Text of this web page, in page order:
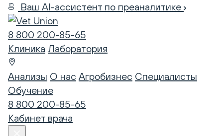
Ваш AI-ассистент по преаналитике
8 800 200-85-65
Клиника Лаборатория
Анализы О нас Агробизнес Специалисты
Обучение
8 800 200-85-65
Кабинет врача